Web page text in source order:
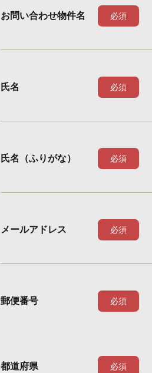
お問い合わせ物件名 必須
氏名 必須
氏名（ふりがな） 必須
メールアドレス 必須
郵便番号 必須
都道府県 必須